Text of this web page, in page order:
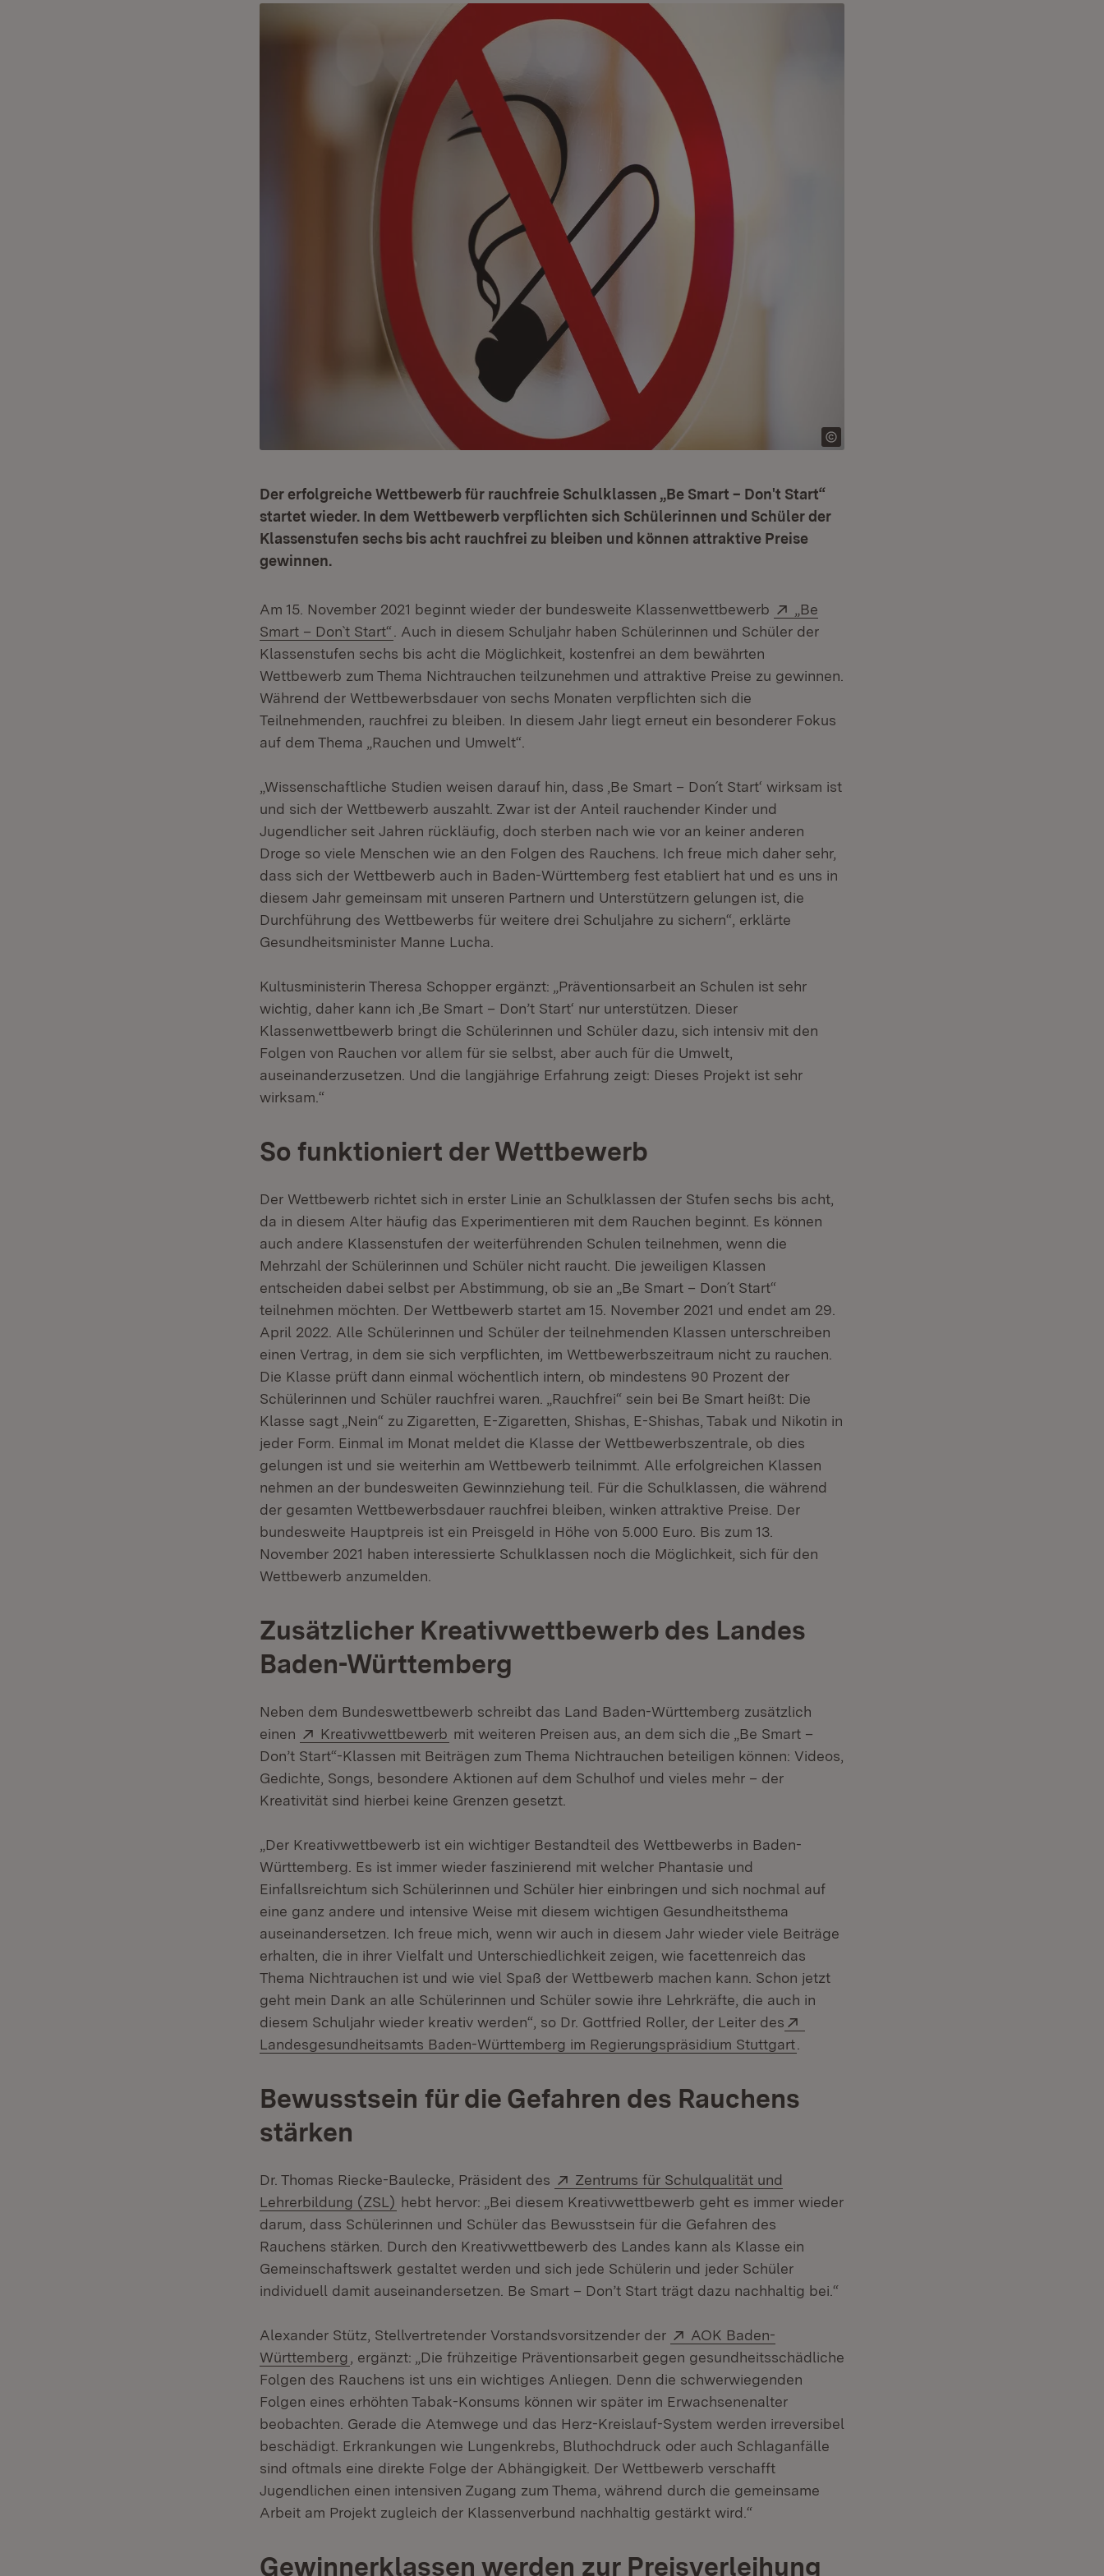
Der erfolgreiche Wettbewerb für rauchfreie Schulklassen „Be Smart – Don't Start“
startet wieder. In dem Wettbewerb verpflichten sich Schülerinnen und Schüler der
Klassenstufen sechs bis acht rauchfrei zu bleiben und können attraktive Preise
gewinnen.
Am 15. November 2021 beginnt wieder der bundesweite Klassenwettbewerb Extern:
„Be
Smart – Don`t Start“ (Öffnet in neuem Fenster)
. Auch in diesem Schuljahr haben Schülerinnen und Schüler der
Klassenstufen sechs bis acht die Möglichkeit, kostenfrei an dem bewährten
Wettbewerb zum Thema Nichtrauchen teilzunehmen und attraktive Preise zu gewinnen.
Während der Wettbewerbsdauer von sechs Monaten verpflichten sich die
Teilnehmenden, rauchfrei zu bleiben. In diesem Jahr liegt erneut ein besonderer Fokus
auf dem Thema „Rauchen und Umwelt“.
„Wissenschaftliche Studien weisen darauf hin, dass ‚Be Smart – Don´t Start‘ wirksam ist
und sich der Wettbewerb auszahlt. Zwar ist der Anteil rauchender Kinder und
Jugendlicher seit Jahren rückläufig, doch sterben nach wie vor an keiner anderen
Droge so viele Menschen wie an den Folgen des Rauchens. Ich freue mich daher sehr,
dass sich der Wettbewerb auch in Baden-Württemberg fest etabliert hat und es uns in
diesem Jahr gemeinsam mit unseren Partnern und Unterstützern gelungen ist, die
Durchführung des Wettbewerbs für weitere drei Schuljahre zu sichern“, erklärte
Gesundheitsminister Manne Lucha.
Kultusministerin Theresa Schopper ergänzt: „Präventionsarbeit an Schulen ist sehr
wichtig, daher kann ich ‚Be Smart – Don’t Start‘ nur unterstützen. Dieser
Klassenwettbewerb bringt die Schülerinnen und Schüler dazu, sich intensiv mit den
Folgen von Rauchen vor allem für sie selbst, aber auch für die Umwelt,
auseinanderzusetzen. Und die langjährige Erfahrung zeigt: Dieses Projekt ist sehr
wirksam.“
So funktioniert der Wettbewerb
Der Wettbewerb richtet sich in erster Linie an Schulklassen der Stufen sechs bis acht,
da in diesem Alter häufig das Experimentieren mit dem Rauchen beginnt. Es können
auch andere Klassenstufen der weiterführenden Schulen teilnehmen, wenn die
Mehrzahl der Schülerinnen und Schüler nicht raucht. Die jeweiligen Klassen
entscheiden dabei selbst per Abstimmung, ob sie an „Be Smart – Don´t Start“
teilnehmen möchten. Der Wettbewerb startet am 15. November 2021 und endet am 29.
April 2022. Alle Schülerinnen und Schüler der teilnehmenden Klassen unterschreiben
einen Vertrag, in dem sie sich verpflichten, im Wettbewerbszeitraum nicht zu rauchen.
Die Klasse prüft dann einmal wöchentlich intern, ob mindestens 90 Prozent der
Schülerinnen und Schüler rauchfrei waren. „Rauchfrei“ sein bei Be Smart heißt: Die
Klasse sagt „Nein“ zu Zigaretten, E-Zigaretten, Shishas, E-Shishas, Tabak und Nikotin in
jeder Form. Einmal im Monat meldet die Klasse der Wettbewerbszentrale, ob dies
gelungen ist und sie weiterhin am Wettbewerb teilnimmt. Alle erfolgreichen Klassen
nehmen an der bundesweiten Gewinnziehung teil. Für die Schulklassen, die während
der gesamten Wettbewerbsdauer rauchfrei bleiben, winken attraktive Preise. Der
bundesweite Hauptpreis ist ein Preisgeld in Höhe von 5.000 Euro. Bis zum 13.
November 2021 haben interessierte Schulklassen noch die Möglichkeit, sich für den
Wettbewerb anzumelden.
Zusätzlicher Kreativwettbewerb des Landes
Baden-Württemberg
Neben dem Bundeswettbewerb schreibt das Land Baden-Württemberg zusätzlich
einen
Extern:
Kreativwettbewerb (Öffnet in neuem Fenster)
mit weiteren Preisen aus, an dem sich die „Be Smart –
Don’t Start“-Klassen mit Beiträgen zum Thema Nichtrauchen beteiligen können: Videos,
Gedichte, Songs, besondere Aktionen auf dem Schulhof und vieles mehr – der
Kreativität sind hierbei keine Grenzen gesetzt.
„Der Kreativwettbewerb ist ein wichtiger Bestandteil des Wettbewerbs in Baden-
Württemberg. Es ist immer wieder faszinierend mit welcher Phantasie und
Einfallsreichtum sich Schülerinnen und Schüler hier einbringen und sich nochmal auf
eine ganz andere und intensive Weise mit diesem wichtigen Gesundheitsthema
auseinandersetzen. Ich freue mich, wenn wir auch in diesem Jahr wieder viele Beiträge
erhalten, die in ihrer Vielfalt und Unterschiedlichkeit zeigen, wie facettenreich das
Thema Nichtrauchen ist und wie viel Spaß der Wettbewerb machen kann. Schon jetzt
geht mein Dank an alle Schülerinnen und Schüler sowie ihre Lehrkräfte, die auch in
diesem Schuljahr wieder kreativ werden“, so Dr. Gottfried Roller, der Leiter des
Landesgesundheitsamts Baden-Württemberg im Regierungspräsidium Stuttgart
Bewusstsein für die Gefahren des Rauchens
stärken
Dr. Thomas Riecke-Baulecke, Präsident des Extern:
Zentrums für Schulqualität und
Lehrerbildung (ZSL) (Öffnet in neuem Fenster)
hebt hervor: „Bei diesem Kreativwettbewerb geht es immer wieder
darum, dass Schülerinnen und Schüler das Bewusstsein für die Gefahren des
Rauchens stärken. Durch den Kreativwettbewerb des Landes kann als Klasse ein
Gemeinschaftswerk gestaltet werden und sich jede Schülerin und jeder Schüler
individuell damit auseinandersetzen. Be Smart – Don’t Start trägt dazu nachhaltig bei.“
Alexander Stütz, Stellvertretender Vorstandsvorsitzender der Extern:
AOK Baden-
Württemberg (Öffnet in neuem Fenster)
, ergänzt: „Die frühzeitige Präventionsarbeit gegen gesundheitsschädliche
Folgen des Rauchens ist uns ein wichtiges Anliegen. Denn die schwerwiegenden
Folgen eines erhöhten Tabak-Konsums können wir später im Erwachsenenalter
beobachten. Gerade die Atemwege und das Herz-Kreislauf-System werden irreversibel
beschädigt. Erkrankungen wie Lungenkrebs, Bluthochdruck oder auch Schlaganfälle
sind oftmals eine direkte Folge der Abhängigkeit. Der Wettbewerb verschafft
Jugendlichen einen intensiven Zugang zum Thema, während durch die gemeinsame
Arbeit am Projekt zugleich der Klassenverbund nachhaltig gestärkt wird.“
Gewinnerklassen werden zur Preisverleihung